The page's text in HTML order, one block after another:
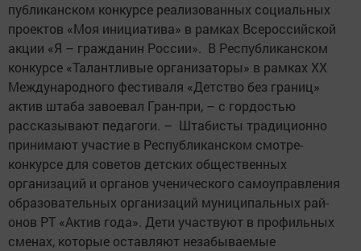
публиканском конкурсе реализованных со­циальных
проектов «Моя инициатива» в рамках Всероссийской
акции «Я – гражданин России». В Республиканском
конкурсе «Талантливые организаторы» в рамках XX
Международного фес­тиваля «Детство без границ»
актив штаба завоевал Гран-при, – с гордостью
рассказывают педагоги. – Штабисты традиционно
принимают участие в Республиканском смотре-
конкурсе для советов детских общественных
организаций и органов ученического само­управления
образовательных организаций муниципальных рай­
онов РТ «Актив года». Дети участвуют в профильных
сменах, которые оставляют незабываемые